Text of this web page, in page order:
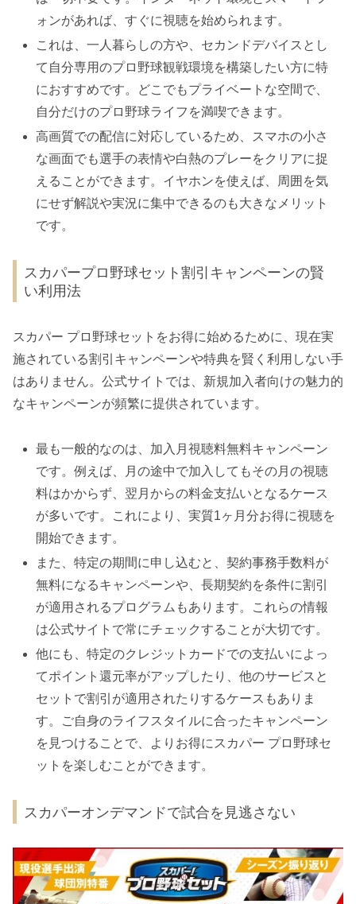
ォンがあれば、すぐに視聴を始められます。
これは、一人暮らしの方や、セカンドデバイスとし
て自分専用のプロ野球観戦環境を構築したい方に特
におすすめです。どこでもプライベートな空間で、
自分だけのプロ野球ライフを満喫できます。
高画質での配信に対応しているため、スマホの小さ
な画面でも選手の表情や白熱のプレーをクリアに捉
えることができます。イヤホンを使えば、周囲を気
にせず解説や実況に集中できるのも大きなメリット
です。
スカパープロ野球セット割引キャンペーンの賢
い利用法
スカパー プロ野球セットをお得に始めるために、現在実
施されている割引キャンペーンや特典を賢く利用しない手
はありません。公式サイトでは、新規加入者向けの魅力的
なキャンペーンが頻繁に提供されています。
最も一般的なのは、加入月視聴料無料キャンペーン
です。例えば、月の途中で加入してもその月の視聴
料はかからず、翌月からの料金支払いとなるケース
が多いです。これにより、実質1ヶ月分お得に視聴を
開始できます。
また、特定の期間に申し込むと、契約事務手数料が
無料になるキャンペーンや、長期契約を条件に割引
が適用されるプログラムもあります。これらの情報
は公式サイトで常にチェックすることが大切です。
他にも、特定のクレジットカードでの支払いによっ
てポイント還元率がアップしたり、他のサービスと
セットで割引が適用されたりするケースもありま
す。ご自身のライフスタイルに合ったキャンペーン
を見つけることで、よりお得にスカパー プロ野球セ
ットを楽しむことができます。
スカパーオンデマンドで試合を見逃さない